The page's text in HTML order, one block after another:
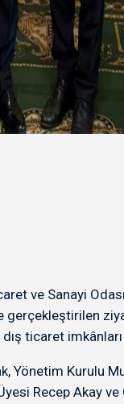
ve Sanayi
ticaret imkânları
Yönetim Kurulu
Recep Akay